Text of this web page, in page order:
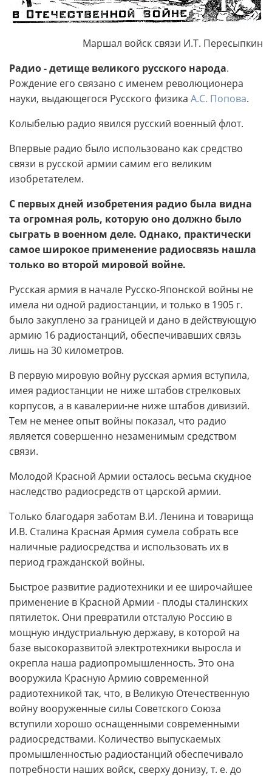
Маршал войск связи И.Т. Пересыпкин
Радио - детище великого русского народа.
Рождение его связано с именем революционера
науки, выдающегося Русского физика А.С. Попова.
Колыбелью радио явился русский военный флот.
Впервые радио было использовано как средство
связи в русской армии самим его великим
изобретателем.
С первых дней изобретения радио была видна
та огромная роль, которую оно должно было
сыграть в военном деле. Однако, практически
самое широкое применение радиосвязь нашла
только во второй мировой войне.
Русская армия в начале Русско-Японской войны не
имела ни одной радиостанции, и только в 1905 г.
было закуплено за границей и дано в действующую
армию 16 радиостанций, обеспечивавших связь
лишь на 30 километров.
В первую мировую войну русская армия вступила,
имея радиостанции не ниже штабов стрелковых
корпусов, а в кавалерии-не ниже штабов дивизий.
Тем не менее опыт войны показал, что радио
является совершенно незаменимым средством
связи.
Молодой Красной Армии осталось весьма скуд­ное
наследство радиосредств от царской армии.
Только благодаря заботам В.И. Ленина и товарища
И.В. Сталина Красная Армия сумела собрать все
наличные радиосредства и использовать их в
период гражданской войны.
Быстрое развитие радиотехники и ее широчайшее
применение в Красной Армии - плоды сталинских
пятилеток. Они превратили отсталую Россию в
мощную индустриальную державу, в которой на
базе высокоразвитой электротехники выросла и
окрепла наша радиопромышленность. Это она
вооружила Красную Армию современной
радиотехникой так, что, в Великую Отечественную
войну вооруженные силы Советского Союза
вступили хорошо оснащенными современными
радиосредствами. Количество выпускаемых
промышленностью радиостанций обеспечивало
потребности наших войск, сверху донизу, т. е. до